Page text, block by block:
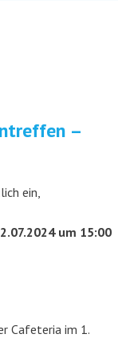
–
ein,
um 15:00
Cafeteria im 1.